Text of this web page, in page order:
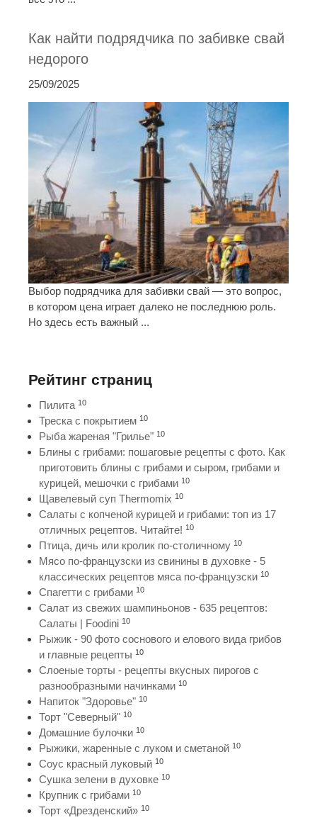
Как найти подрядчика по забивке свай
недорого
25/09/2025
Выбор подрядчика для забивки свай — это вопрос,
в котором цена играет далеко не последнюю роль.
Но здесь есть важный ...
Рейтинг страниц
Пилита 10
Треска с покрытием 10
Рыба жареная "Грилье" 10
Блины с грибами: пошаговые рецепты с фото. Как
приготовить блины с грибами и сыром, грибами и
курицей, мешочки с грибами 10
Щавелевый суп Thermomix 10
Салаты с копченой курицей и грибами: топ из 17
отличных рецептов. Читайте! 10
Птица, дичь или кролик по-столичному 10
Мясо по-французски из свинины в духовке - 5
классических рецептов мяса по-французски 10
Спагетти с грибами 10
Салат из свежих шампиньонов - 635 рецептов:
Салаты | Foodini 10
Рыжик - 90 фото соснового и елового вида грибов
и главные рецепты 10
Слоеные торты - рецепты вкусных пирогов с
разнообразными начинками 10
Напиток "Здоровье" 10
Торт "Северный" 10
Домашние булочки 10
Рыжики, жаренные с луком и сметаной 10
Соус красный луковый 10
Сушка зелени в духовке 10
Крупник с грибами 10
Торт «Дрезденский» 10